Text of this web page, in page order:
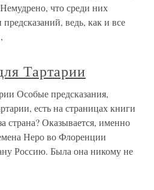
что среди них
ведь, как и все
Тартарии
Особые предсказания,
есть на страницах книги
страна? Оказывается, именно
Неро во Флоренции
Россию. Была она никому не